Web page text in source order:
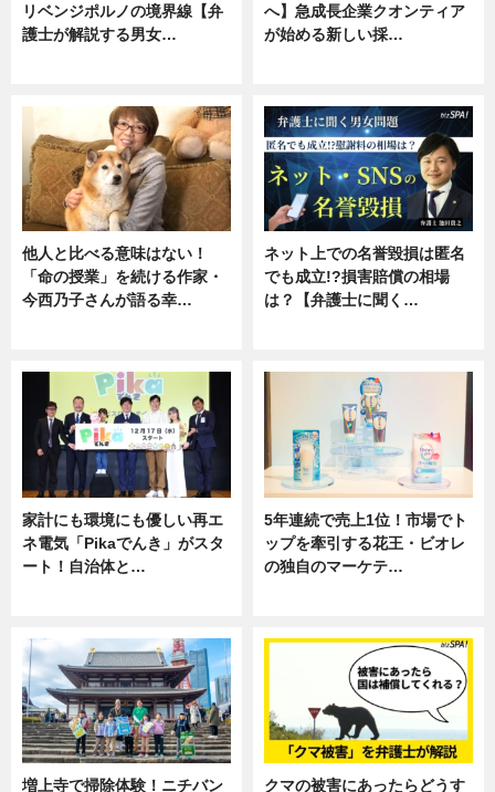
リベンジポルノの境界線【弁
護士が解説する男女…
へ】急成長企業クオンティア
が始める新しい採…
他人と比べる意味はない！
「命の授業」を続ける作家・
今西乃子さんが語る幸…
ネット上での名誉毀損は匿名
でも成立!?損害賠償の相場
は？【弁護士に聞く…
家計にも環境にも優しい再エ
ネ電気「Pikaでんき」がスタ
ート！自治体と…
5年連続で売上1位！市場でト
ップを牽引する花王・ビオレ
の独自のマーケテ…
増上寺で掃除体験！ニチバン クマの被害にあったらどうす